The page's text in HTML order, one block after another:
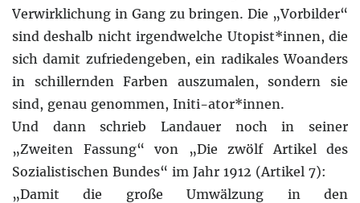
Verwirklichung in Gang zu bringen. Die „Vorbilder“
sind deshalb nicht irgendwelche Utopist*innen, die
sich damit zufriedengeben, ein radikales Woanders
in schillernden Farben auszumalen, sondern sie
sind, genau genommen, Initi-ator*innen.
Und dann schrieb Landauer noch in seiner
„Zweiten Fassung“ von „Die zwölf Artikel des
Sozialistischen Bundes“ im Jahr 1912 (Artikel 7):
„Damit die große Umwälzung in den